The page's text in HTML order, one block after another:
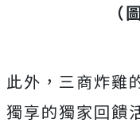
（
此外，三商炸雞
獨享的獨家回饋